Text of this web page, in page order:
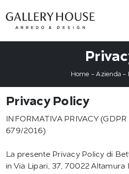
Home -Azienda -
Privacy Policy
INFORMATIVA PRIVACY
679/2016)
La presente Privacy Policy di
in Via Lipari, 37, 70022 Altamura